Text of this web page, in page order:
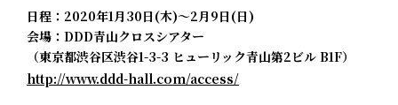
日程：2020年1月30日(木)～2月9日(日)
会場：DDD青山クロスシアター
（東京都渋谷区渋谷1-3-3 ヒューリック青山第2ビル B1F）
http://www.ddd-hall.com/access/